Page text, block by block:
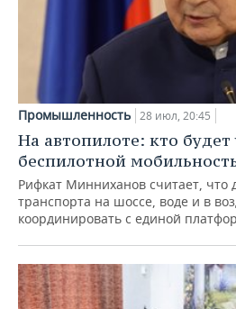
Промышленность 28 июл, 20:45
На автопилоте: кто будет
беспилотной
Рифкат Минниханов считает, что
транспорта на шоссе, воде и в
координировать с единой